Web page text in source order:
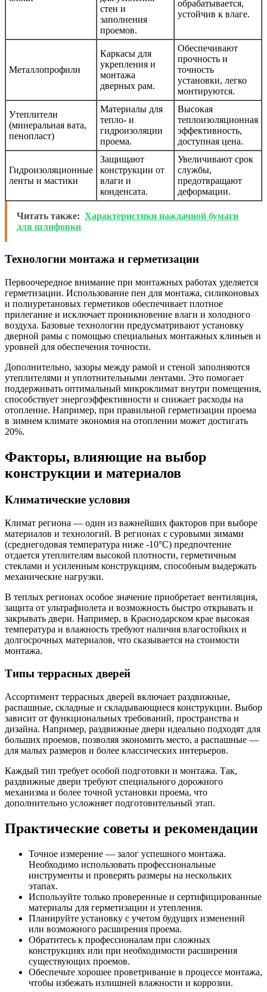
стен и
заполнения
проемов.
обрабатывается,
устойчив к влаге.
Металлопрофили
Каркасы для
укрепления и
монтажа
дверных рам.
Обеспечивают
прочность и
точность
установки, легко
монтируются.
Утеплители
(минеральная вата,
пенопласт)
Материалы для
тепло- и
гидроизоляции
проема.
Высокая
теплоизоляционная
эффективность,
доступная цена.
Гидроизоляционные
ленты и мастики
Защищают
конструкции от
влаги и
конденсата.
Увеличивают срок
службы,
предотвращают
деформации.
Читать также: Характеристики наждачной бумаги
для шлифовки
Технологии монтажа и герметизации
Первоочередное внимание при монтажных работах уделяется
герметизации. Использование пен для монтажа, силиконовых
и полиуретановых герметиков обеспечивает плотное
прилегание и исключает проникновение влаги и холодного
воздуха. Базовые технологии предусматривают установку
дверной рамы с помощью специальных монтажных клиньев и
уровней для обеспечения точности.
Дополнительно, зазоры между рамой и стеной заполняются
утеплителями и уплотнительными лентами. Это помогает
поддерживать оптимальный микроклимат внутри помещения,
способствует энергоэффективности и снижает расходы на
отопление. Например, при правильной герметизации проема
в зимнем климате экономия на отоплении может достигать
20%.
Факторы, влияющие на выбор
конструкции и материалов
Климатические условия
Климат региона — один из важнейших факторов при выборе
материалов и технологий. В регионах с суровыми зимами
(среднегодовая температура ниже -10°C) предпочтение
отдается утеплителям высокой плотности, герметичным
стеклами и усиленным конструкциям, способным выдержать
механические нагрузки.
В теплых регионах особое значение приобретает вентиляция,
защита от ультрафиолета и возможность быстро открывать и
закрывать двери. Например, в Краснодарском крае высокая
температура и влажность требуют наличия влагостойких и
долгосрочных материалов, что сказывается на стоимости
монтажа.
Типы террасных дверей
Ассортимент террасных дверей включает раздвижные,
распашные, складные и складывающиеся конструкции. Выбор
зависит от функциональных требований, пространства и
дизайна. Например, раздвижные двери идеально подходят для
больших проемов, позволяя экономить место, а распашные —
для малых размеров и более классических интерьеров.
Каждый тип требует особой подготовки и монтажа. Так,
раздвижные двери требуют специального дорожного
механизма и более точной установки проема, что
дополнительно усложняет подготовительный этап.
Практические советы и рекомендации
Точное измерение — залог успешного монтажа.
Необходимо использовать профессиональные
инструменты и проверять размеры на нескольких
этапах.
Используйте только проверенные и сертифицированные
материалы для герметизации и утепления.
Планируйте установку с учетом будущих изменений
или возможного расширения проема.
Обратитесь к профессионалам при сложных
конструкциях или при необходимости расширения
существующих проемов.
Обеспечьте хорошее проветривание в процессе монтажа,
чтобы избежать излишней влажности и коррозии.